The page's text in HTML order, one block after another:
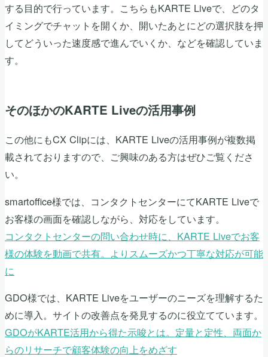
する目的で行っています。こちらもKARTE Liveで、どのタ
イミングでチャットを開くか、開いたあとにどの選択肢を押
してどういった速度感で進んでいくか、などを確認していま
す。
そのほかのKARTE Liveの活用事例
この他にもCX Clipには、KARTE Liveの活用事例が複数掲
載されておりますので、ご興味のある方はぜひご覧くださ
い。
smartoffice様では、コンタクトセンターにてKARTE Liveで
お客様の画面を確認しながら、対応をしています。
コンタクトセンターの問い合わせ時に、KARTE Liveでお客
様の体験を動画で共有。よりスムーズかつ丁寧な対応が可能
に
GDO様では、KARTE Liveをユーザーのニーズを理解するた
めに導入。サイトの改善点を発見するのに役立てています。
GDOがKARTE活用から得た示唆とは。定量と定性、両面か
らのリサーチで顧客体験の向上をめざす